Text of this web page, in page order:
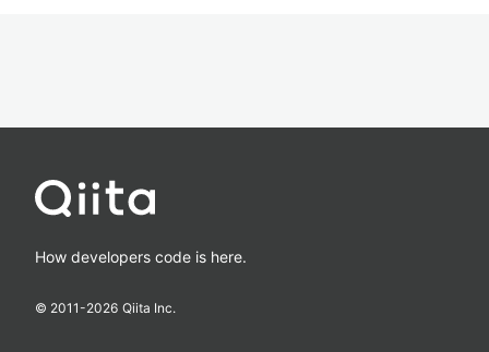
How developers code is here.
© 2011-2026 Qiita Inc.